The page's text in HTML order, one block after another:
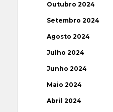
Outubro 2024
Setembro 2024
Agosto 2024
Julho 2024
Junho 2024
Maio 2024
Abril 2024